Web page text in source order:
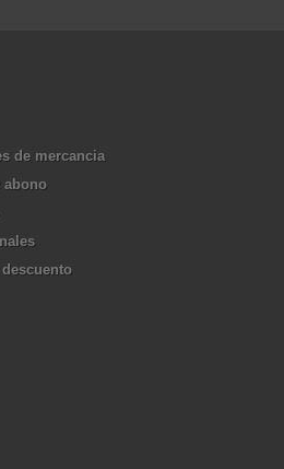
de mercancia
abono